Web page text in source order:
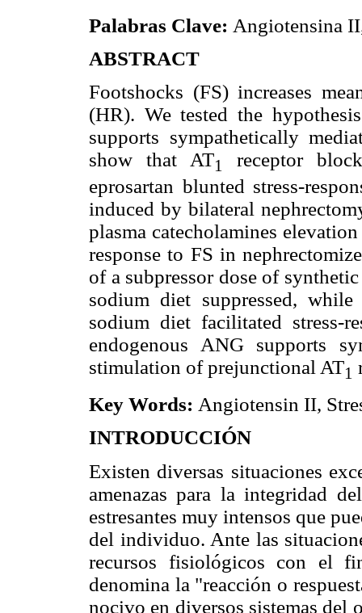
Palabras Clave: Angiotensina
ABSTRACT
Footshocks (FS) increases
(HR). We tested the
supports sympathetically
show that AT1
receptor
eprosartan blunted stress-
induced by bilateral
plasma catecholamines
response to FS in
of a subpressor dose of
sodium diet suppressed,
sodium diet facilitated stress-
endogenous ANG supports
stimulation of prejunctional AT1
Key Words: Angiotensin II,
INTRODUCCIÓN
Existen diversas situaciones
amenazas para la integridad
estresantes muy intensos que
del individuo. Ante las
recursos fisiológicos con el
denomina la "reacción o
nocivo en diversos sistemas del